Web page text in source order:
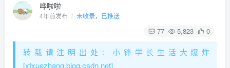
哗啦啦
4年前发布 / 未收录，已推送
77 5,823 0
转载请注明出处：小锋学长生活大爆炸
[xfxuezhang.blog.csdn.net]